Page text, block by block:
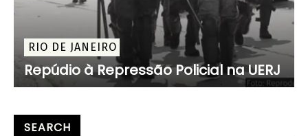
RIO DE JANEIRO
Repúdio à Repressão Policial na UERJ
SEARCH